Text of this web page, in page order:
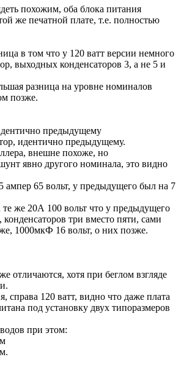
похожим, оба блока питания
же печатной плате, т.е. полностью
в том что у 120 ватт версии немного
выходных конденсаторов 3, а не 5 и
разница на уровне номиналов
позже.
предыдущему
идентично предыдущему.
внешне похоже, но
явно другого номинала, это видно
ампер 65 вольт, у предыдущего был на 7
те же 20А 100 вольт что у предыдущего
три вместо пяти, сами
1000мкФ 16 вольт, о них позже.
отличаются, хотя при беглом взгляде
справа 120 ватт, видно что даже плата
под установку двух типоразмеров
при этом: